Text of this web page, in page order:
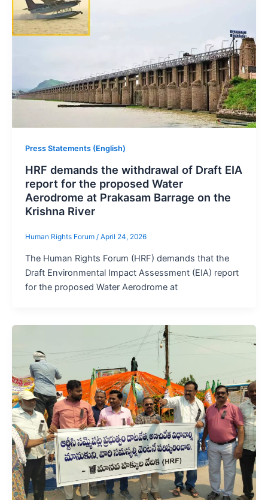
Press Statements (English)
HRF demands the withdrawal of Draft EIA
report for the proposed Water
Aerodrome at Prakasam Barrage on the
Krishna River
Human Rights Forum / April 24, 2026
The Human Rights Forum (HRF) demands that the
Draft Environmental Impact Assessment (EIA) report
for the proposed Water Aerodrome at